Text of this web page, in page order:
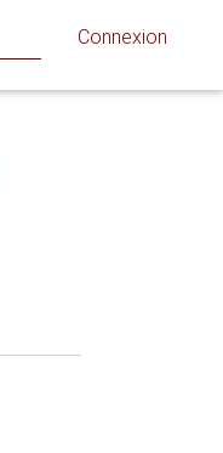
Connexion